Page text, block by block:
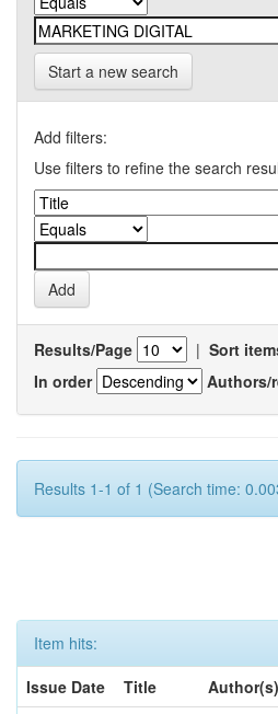
Start a new search
Add filters:
Use filters to refine the search
Results/Page | Sort
In order
Authors/
Results 1-1 of 1 (Search time:
Item hits:
Issue Date
Title Author(s)